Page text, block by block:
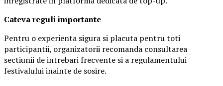
Cateva reguli importante
Pentru o experienta sigura si placuta pentru toti
participantii, organizatorii recomanda consultarea
sectiunii de intrebari frecvente si a regulamentului
festivalului inainte de sosire.